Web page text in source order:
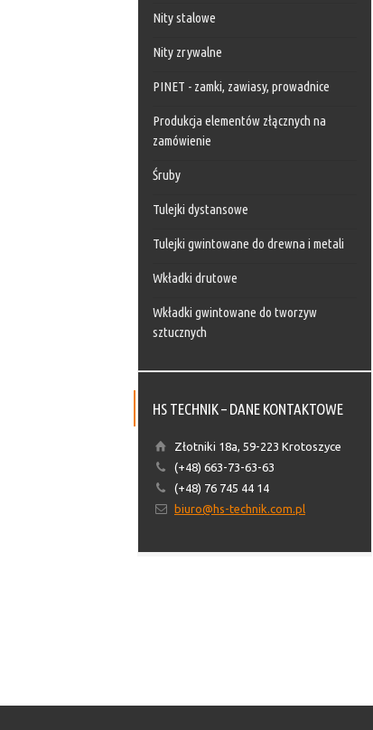
Nity stalowe
Nity zrywalne
PINET - zamki, zawiasy, prowadnice
Produkcja elementów złącznych na
zamówienie
Śruby
Tulejki dystansowe
Tulejki gwintowane do drewna i metali
Wkładki drutowe
Wkładki gwintowane do tworzyw
sztucznych
HS TECHNIK – DANE KONTAKTOWE
Złotniki 18a, 59-223 Krotoszyce
(+48) 663-73-63-63
(+48) 76 745 44 14
biuro@hs-technik.com.pl